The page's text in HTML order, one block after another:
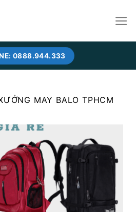
0888.944.333
MAY BALO TPHCM